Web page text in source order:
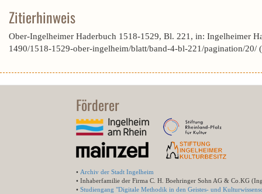
Zitierhinweis
Ober-Ingelheimer Haderbuch 1518-1529, Bl. 221, in: Ingelheimer
1490/1518-1529-ober-ingelheim/blatt/band-4-bl-221/pagination/20/
Förderer
• Archiv der Stadt Ingelheim
• Inhaberfamilie der Firma C. H. Boehringer Sohn AG & Co.KG
• Studiengang "Digitale Methodik in den Geistes- und